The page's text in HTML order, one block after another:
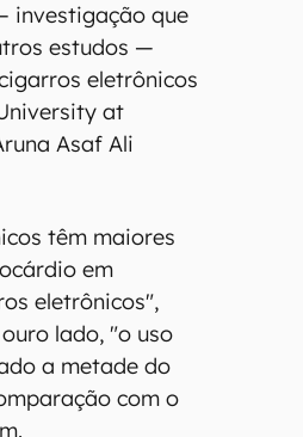
investigação que
estudos —
eletrônicos
at
Asaf Ali
têm maiores
em
eletrônicos",
lado, "o uso
a metade do
com o